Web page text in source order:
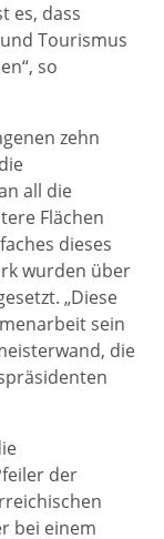
es, dass
Tourismus
so
zehn
all die
Flächen
dieses
wurden über
„Diese
sein
die
der
bei einem